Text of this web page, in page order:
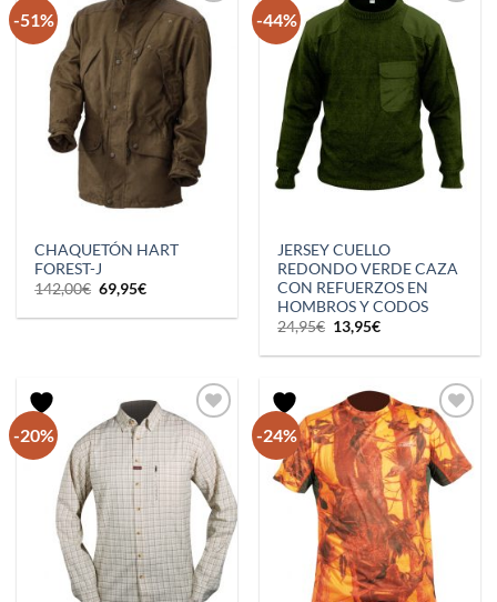
-51%
CHAQUETÓN HART
FOREST-J
142,00€ El
precio
original
69,95€El
actual
-44%
JERSEY CUELLO
REDONDO VERDE CAZA
CON REFUERZOS EN
HOMBROS Y CODOS
24,95€ El
precio
original
13,95€El
actual
-20% -24%